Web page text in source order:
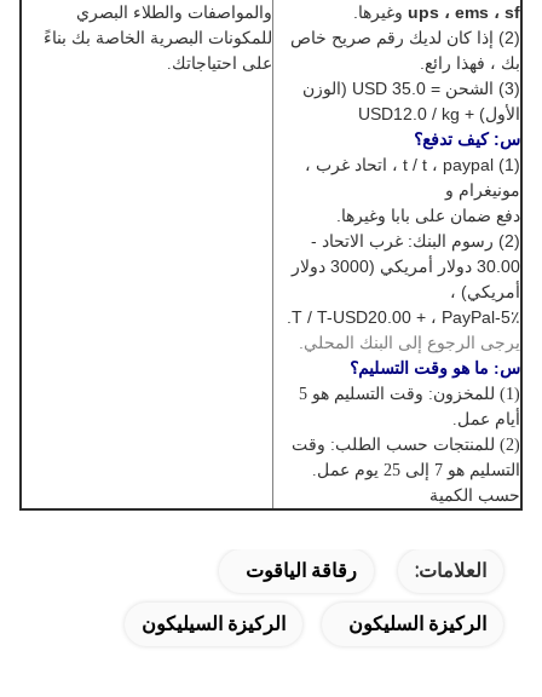
ups ، ems ، sf وغيرها.
(2) إذا كان لديك رقم صريح خاص
بك ، فهذا رائع.
(3)
الشحن =
USD 35.0 (الوزن
الأول) + USD12.0 / kg
س: كيف تدفع؟
(1) t / t ، paypal ، اتحاد غرب ،
مونيغرام و
دفع ضمان على بابا وغيرها.
(2) رسوم البنك:
غرب الاتحاد -
30.00 دولار أمريكي (3000 دولار
أمريكي) ،
T / T-USD20.00 + ، PayPal-5٪.
يرجى الرجوع إلى البنك المحلي.
س: ما هو وقت التسليم؟
(1)
للمخزون: وقت التسليم هو 5
أيام عمل.
(2) للمنتجات حسب الطلب: وقت
التسليم هو 7 إلى 25 يوم عمل.
حسب الكمية
والمواصفات والطلاء البصري
للمكونات البصرية الخاصة بك بناءً
على احتياجاتك.
العلامات:
رقاقة الياقوت
الركيزة السليكون
الركيزة السيليكون